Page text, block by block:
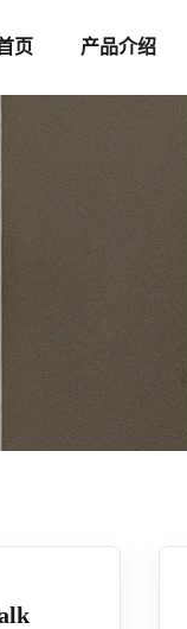
页 产品介绍